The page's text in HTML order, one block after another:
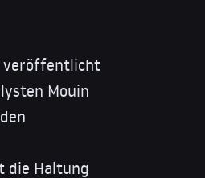
veröffentlicht
Mouin
die Haltung